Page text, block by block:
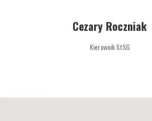
Cezary Roczniak
Kierownik StSG